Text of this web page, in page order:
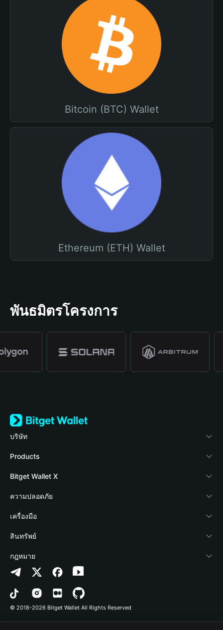
Bitcoin (BTC) Wallet
Ethereum (ETH) Wallet
พันธมิตรโครงการ
บริษัท
เกี่ยวกับ Bitget Wallet
Blog
Academy
ข่าวสารด้านคริปโต
ศูนย์ช่วยเหลือ
ติดต่อเรา
ทรัพยากรข้อมูลของแบรนด์
อาชีพ
Products
Crypto Card
Stablecoin Earn
Payfi Crypto
Crypto Swap API
Altcoin Season Index
Prediction Markets
DApp
Bitget Wallet X
นักพัฒนา
เชื่อมต่อ Wallet
Bitget Wallet Pay
ลิสต์โปรเจกต์
ความปลอดภัย
Protection Fund
เทคโนโลยีความปลอดภัย
เครื่องมือ
ซื้อคริปโต
การตรวจจับการอนุญาต
การตรวจจับสัญญา
การโอนเป็นชุด
สินทรัพย์
Arbitrum
Avalanche
Bitcoin
กฎหมาย
นโยบายความเป็นส่วนตัว
ข้อตกลงในการใช้บริการ
© 2018-2026 Bitget Wallet All Rights Reserved